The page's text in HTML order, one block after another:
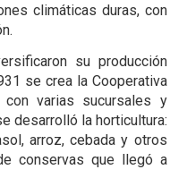
climáticas duras, con
su producción
se crea la Cooperativa
con varias sucursales y
desarrolló la horticultura:
arroz, cebada y otros
conservas que llegó a